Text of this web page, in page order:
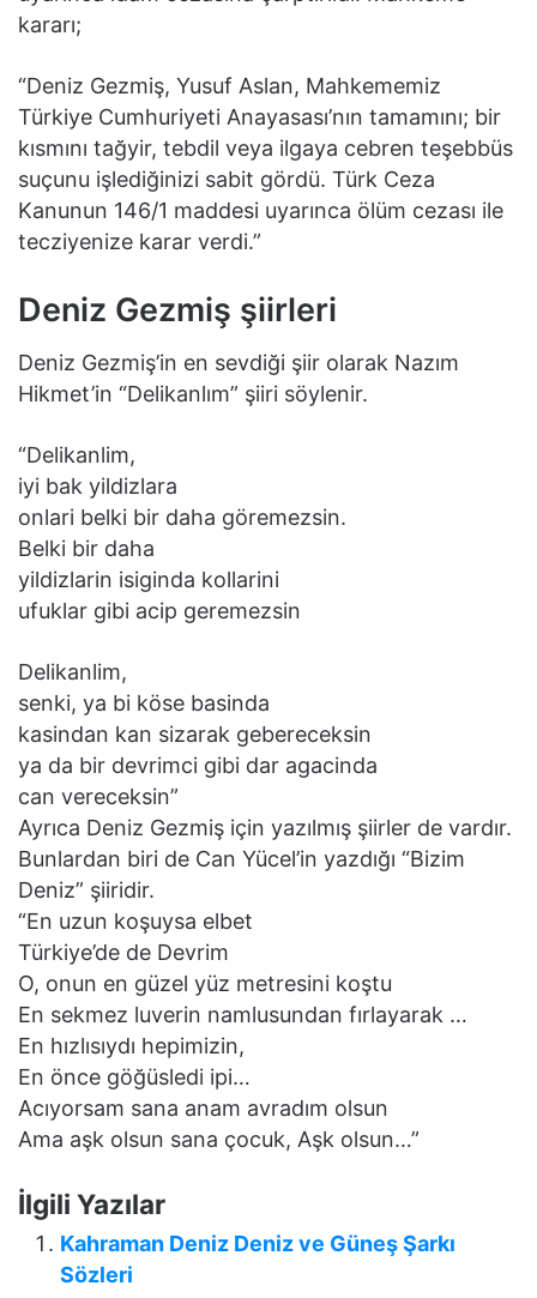
kararı;
“Deniz Gezmiş, Yusuf Aslan, Mahkememiz
Türkiye Cumhuriyeti Anayasası’nın tamamını; bir
kısmını tağyir, tebdil veya ilgaya cebren teşebbüs
suçunu işlediğinizi sabit gördü. Türk Ceza
Kanunun 146/1 maddesi uyarınca ölüm cezası ile
tecziyenize karar verdi.”
Deniz Gezmiş şiirleri
Deniz Gezmiş’in en sevdiği şiir olarak Nazım
Hikmet’in “Delikanlım” şiiri söylenir.
“Delikanlim,
iyi bak yildizlara
onlari belki bir daha göremezsin.
Belki bir daha
yildizlarin isiginda kollarini
ufuklar gibi acip geremezsin
Delikanlim,
senki, ya bi köse basinda
kasindan kan sizarak gebereceksin
ya da bir devrimci gibi dar agacinda
can vereceksin”
Ayrıca Deniz Gezmiş için yazılmış şiirler de vardır.
Bunlardan biri de Can Yücel’in yazdığı “Bizim
Deniz” şiiridir.
“En uzun koşuysa elbet
Türkiye’de de Devrim
O, onun en güzel yüz metresini koştu
En sekmez luverin namlusundan fırlayarak …
En hızlısıydı hepimizin,
En önce göğüsledi ipi…
Acıyorsam sana anam avradım olsun
Ama aşk olsun sana çocuk, Aşk olsun…”
İlgili Yazılar
Kahraman Deniz Deniz ve Güneş Şarkı
Sözleri